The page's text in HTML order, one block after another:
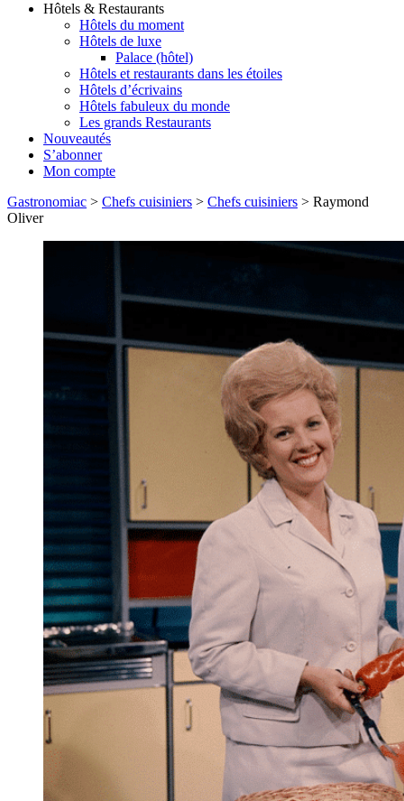
Hôtels & Restaurants
Hôtels du moment
Hôtels de luxe
Palace (hôtel)
Hôtels et restaurants dans les étoiles
Hôtels d’écrivains
Hôtels fabuleux du monde
Les grands Restaurants
Nouveautés
S’abonner
Mon compte
Gastronomiac > Chefs cuisiniers > Chefs cuisiniers > Raymond
Oliver